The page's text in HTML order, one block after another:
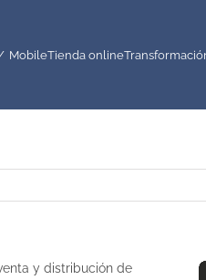
MobileTienda online
y distribución de